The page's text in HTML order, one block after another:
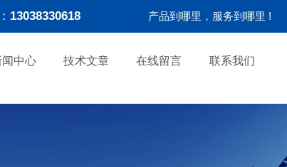
13038330618 产品到哪里，服务到哪里 !
闻中心 技术文章 在线留言 联系我们